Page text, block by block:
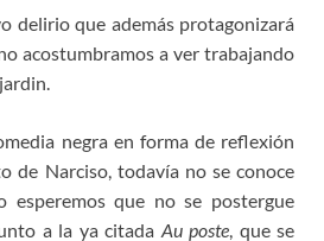
delirio que además protagonizará
acostumbramos a ver trabajando
negra en forma de reflexión
de Narciso, todavía no se conoce
esperemos que no se postergue
a la ya citada Au poste, que se